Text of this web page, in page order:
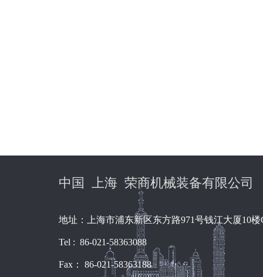
中国 上海 荣商机械装备有限公司
地址：上海市浦东新区东方路971号钱江大厦10楼
Tel : 86-021-58363088
Fax： 86-021-58363188